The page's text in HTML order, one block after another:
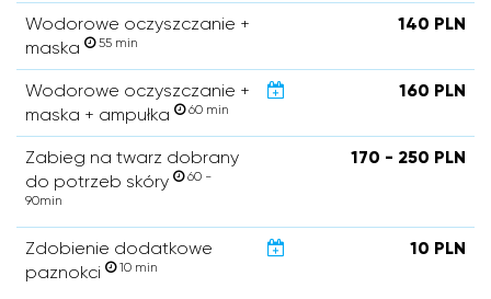
Wodorowe oczyszczanie +
maska
55 min
140 PLN
Wodorowe oczyszczanie +
maska + ampułka
60 min
160 PLN
Zabieg na twarz dobrany
do potrzeb skóry
60 -
90min
170 - 250 PLN
Zdobienie dodatkowe
paznokci
10 min
10 PLN